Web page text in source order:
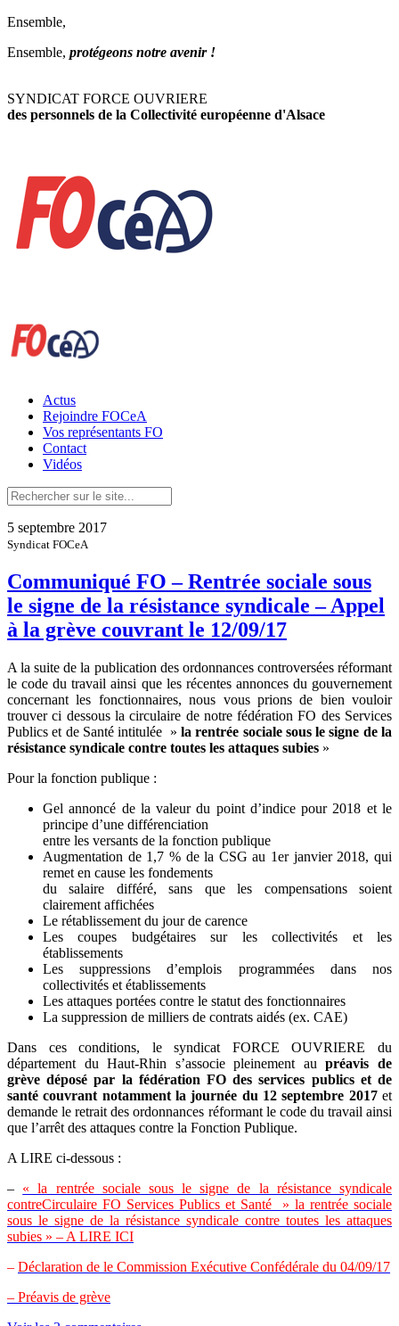
Ensemble,
Ensemble, protégeons notre avenir !
SYNDICAT FORCE OUVRIERE
des personnels de la Collectivité européenne d'Alsace
Actus
Rejoindre FOCeA
Vos représentants FO
Contact
Vidéos
5 septembre 2017
Syndicat FOCeA
Communiqué FO – Rentrée sociale sous
le signe de la résistance syndicale – Appel
à la grève couvrant le 12/09/17
A la suite de la publication des ordonnances controversées réformant
le code du travail ainsi que les récentes annonces du gouvernement
concernant les fonctionnaires, nous vous prions de bien vouloir
trouver ci dessous la circulaire de notre fédération FO des Services
Publics et de Santé intitulée » la rentrée sociale sous le signe de la
résistance syndicale contre toutes les attaques subies »
Pour la fonction publique :
Gel annoncé de la valeur du point d’indice pour 2018 et le
principe d’une différenciation
entre les versants de la fonction publique
Augmentation de 1,7 % de la CSG au 1er janvier 2018, qui
remet en cause les fondements
du salaire différé, sans que les compensations soient
clairement affichées
Le rétablissement du jour de carence
Les coupes budgétaires sur les collectivités et les
établissements
Les suppressions d’emplois programmées dans nos
collectivités et établissements
Les attaques portées contre le statut des fonctionnaires
La suppression de milliers de contrats aidés (ex. CAE)
Dans ces conditions, le syndicat FORCE OUVRIERE du
département du Haut-Rhin s’associe pleinement aupréavis de
grève déposé par la fédération FO des services publics et de
santé couvrant notamment la journée du 12 septembre 2017et
demande le retrait des ordonnances réformant le code du travail ainsi
que l’arrêt des attaques contre la Fonction Publique.
A LIRE ci-dessous :
– « la rentrée sociale sous le signe de la résistance syndicale
contreCirculaire FO Services Publics et Santé » la rentrée sociale
sous le signe de la résistance syndicale contre toutes les attaques
subies » – A LIRE ICI
– Déclaration de le Commission Exécutive Confédérale du 04/09/17
– Préavis de grève